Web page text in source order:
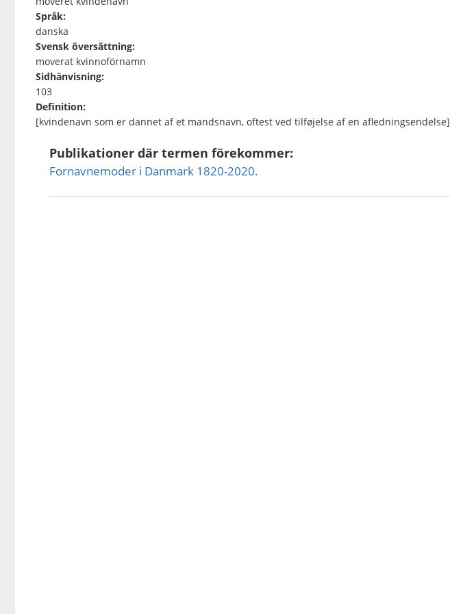
Språk:
danska
Svensk översättning:
moverat kvinnoförnamn
Sidhänvisning:
103
Definition:
[kvindenavn som er dannet af et mandsnavn, oftest ved tilføjelse af en afledningsendelse]
Publikationer där termen förekommer:
Fornavnemoder i Danmark 1820-2020.